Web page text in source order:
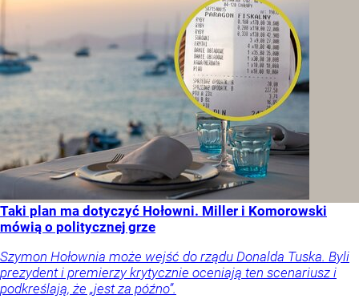
Taki plan ma dotyczyć Hołowni. Miller i Komorowski
mówią o politycznej grze
Szymon Hołownia może wejść do rządu Donalda Tuska. Byli
prezydent i premierzy krytycznie oceniają ten scenariusz i
podkreślają, że „jest za późno”.